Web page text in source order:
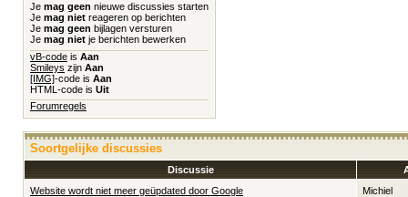
Je mag geen nieuwe discussies starten
Je mag niet reageren op berichten
Je mag geen bijlagen versturen
Je mag niet je berichten bewerken
vB-code is Aan
Smileys zijn Aan
[IMG]-code is Aan
HTML-code is Uit
Forumregels
Soortgelijke discussies
Discussie
Website wordt niet meer geüpdated door Google
Michiel